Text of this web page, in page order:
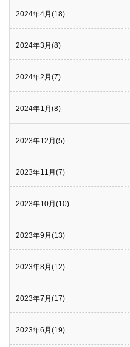
2024年4月(18)
2024年3月(8)
2024年2月(7)
2024年1月(8)
2023年12月(5)
2023年11月(7)
2023年10月(10)
2023年9月(13)
2023年8月(12)
2023年7月(17)
2023年6月(19)